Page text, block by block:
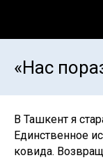
«Нас
В Ташкент я
Единственное
ковида.